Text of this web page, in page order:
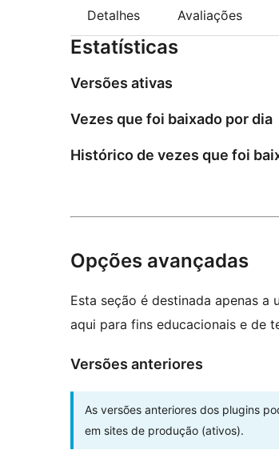
Detalhes Avaliações
Estatísticas
Versões ativas
Vezes que foi baixado por dia
Histórico de vezes que foi
Opções avançadas
Esta seção é destinada apenas a
aqui para fins educacionais e de
Versões anteriores
As versões anteriores dos plugins
em sites de produção (ativos).